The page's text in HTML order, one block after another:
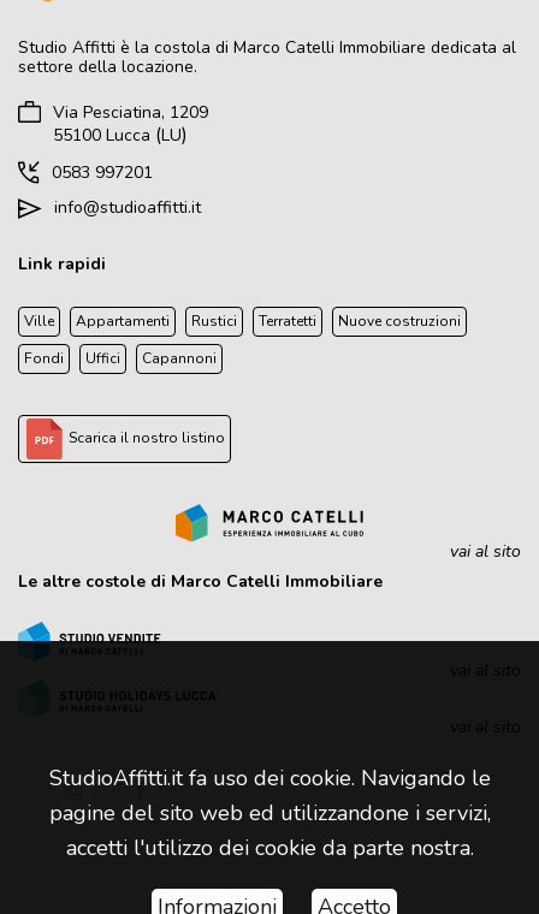
StudioAffitti.it fa uso dei cookie. Navigando le
pagine del sito web ed utilizzandone i servizi,
accetti l'utilizzo dei cookie da parte nostra.
Informazioni Accetto
Studio Affitti è la costola di Marco Catelli Immobiliare dedicata al
settore della locazione.
Via Pesciatina, 1209
55100 Lucca (LU)
0583 997201
info@studioaffitti.it
Link rapidi
Ville Appartamenti Rustici Terratetti
Nuove costruzioni
Fondi
Uffici Capannoni
Scarica il nostro listino
vai al sito
Le altre costole di Marco Catelli Immobiliare